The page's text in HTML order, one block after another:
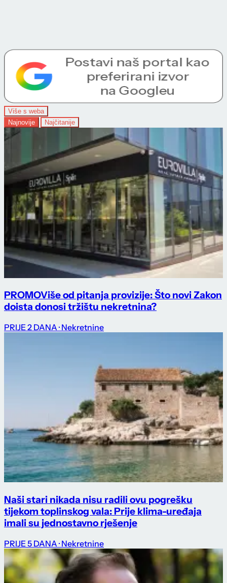
Više s weba
Najnovije
Najčitanije
PROMOViše od pitanja provizije: Što novi Zakon
doista donosi tržištu nekretnina?
PRIJE 2 DANA · Nekretnine
Naši stari nikada nisu radili ovu pogrešku
tijekom toplinskog vala: Prije klima-uređaja
imali su jednostavno rješenje
PRIJE 5 DANA · Nekretnine